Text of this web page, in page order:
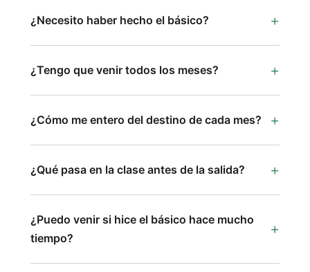
¿Necesito haber hecho el básico?
¿Tengo que venir todos los meses?
¿Cómo me entero del destino de cada mes?
¿Qué pasa en la clase antes de la salida?
¿Puedo venir si hice el básico hace mucho
tiempo?